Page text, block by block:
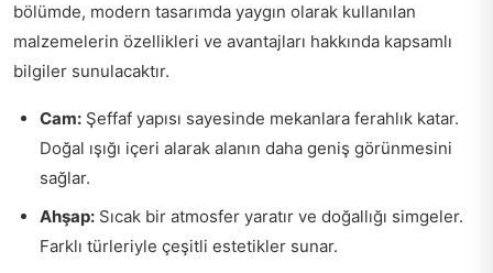
bölümde, modern tasarımda yaygın olarak kullanılan
malzemelerin özellikleri ve avantajları hakkında kapsamlı
bilgiler sunulacaktır.
Cam: Şeffaf yapısı sayesinde mekanlara ferahlık katar.
Doğal ışığı içeri alarak alanın daha geniş görünmesini
sağlar.
Ahşap: Sıcak bir atmosfer yaratır ve doğallığı simgeler.
Farklı türleriyle çeşitli estetikler sunar.